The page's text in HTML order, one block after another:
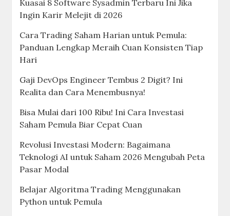
Kuasai 8 Software Sysadmin Terbaru Ini Jika
Ingin Karir Melejit di 2026
Cara Trading Saham Harian untuk Pemula:
Panduan Lengkap Meraih Cuan Konsisten Tiap
Hari
Gaji DevOps Engineer Tembus 2 Digit? Ini
Realita dan Cara Menembusnya!
Bisa Mulai dari 100 Ribu! Ini Cara Investasi
Saham Pemula Biar Cepat Cuan
Revolusi Investasi Modern: Bagaimana
Teknologi AI untuk Saham 2026 Mengubah Peta
Pasar Modal
Belajar Algoritma Trading Menggunakan
Python untuk Pemula